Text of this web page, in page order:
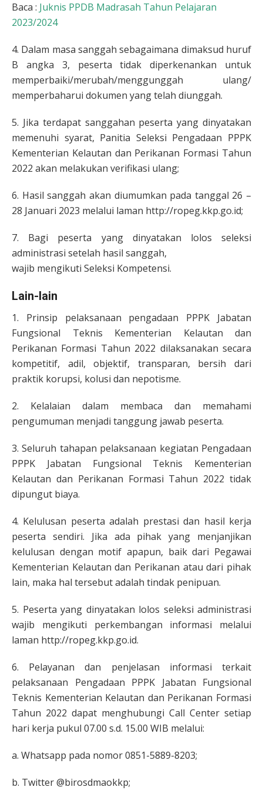
Baca : Juknis PPDB Madrasah Tahun Pelajaran
2023/2024
4. Dalam masa sanggah sebagaimana dimaksud huruf
B angka 3, peserta tidak diperkenankan untuk
memperbaiki/merubah/menggunggah ulang/
memperbaharui dokumen yang telah diunggah.
5. Jika terdapat sanggahan peserta yang dinyatakan
memenuhi syarat, Panitia Seleksi Pengadaan PPPK
Kementerian Kelautan dan Perikanan Formasi Tahun
2022 akan melakukan verifikasi ulang;
6. Hasil sanggah akan diumumkan pada tanggal 26 –
28 Januari 2023 melalui laman http://ropeg.kkp.go.id;
7. Bagi peserta yang dinyatakan lolos seleksi
administrasi setelah hasil sanggah,
wajib mengikuti Seleksi Kompetensi.
Lain-lain
1. Prinsip pelaksanaan pengadaan PPPK Jabatan
Fungsional Teknis Kementerian Kelautan dan
Perikanan Formasi Tahun 2022 dilaksanakan secara
kompetitif, adil, objektif, transparan, bersih dari
praktik korupsi, kolusi dan nepotisme.
2. Kelalaian dalam membaca dan memahami
pengumuman menjadi tanggung jawab peserta.
3. Seluruh tahapan pelaksanaan kegiatan Pengadaan
PPPK Jabatan Fungsional Teknis Kementerian
Kelautan dan Perikanan Formasi Tahun 2022 tidak
dipungut biaya.
4. Kelulusan peserta adalah prestasi dan hasil kerja
peserta sendiri. Jika ada pihak yang menjanjikan
kelulusan dengan motif apapun, baik dari Pegawai
Kementerian Kelautan dan Perikanan atau dari pihak
lain, maka hal tersebut adalah tindak penipuan.
5. Peserta yang dinyatakan lolos seleksi administrasi
wajib mengikuti perkembangan informasi melalui
laman http://ropeg.kkp.go.id.
6. Pelayanan dan penjelasan informasi terkait
pelaksanaan Pengadaan PPPK Jabatan Fungsional
Teknis Kementerian Kelautan dan Perikanan Formasi
Tahun 2022 dapat menghubungi Call Center setiap
hari kerja pukul 07.00 s.d. 15.00 WIB melalui:
a. Whatsapp pada nomor 0851-5889-8203;
b. Twitter @birosdmaokkp;